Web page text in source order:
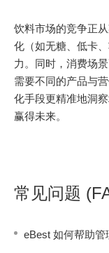
饮料市场的竞争正
化（如无糖、低卡
力。同时，消费场
需要不同的产品与
化手段更精准地洞
赢得未来。
常见问题
eBest 如何帮助管